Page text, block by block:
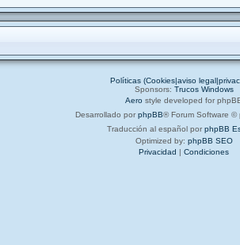
Políticas (Cookies|aviso
Sponsors: Trucos Windows
Aero style developed for
Desarrollado por phpBB® Forum Software ©
Traducción al español por phpBB
Optimized by: phpBB SEO
Privacidad | Condiciones